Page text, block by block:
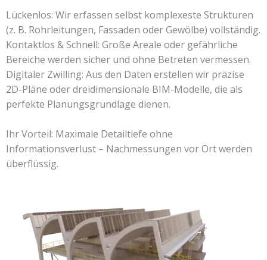
Lückenlos: Wir erfassen selbst komplexeste Strukturen
(z. B. Rohrleitungen, Fassaden oder Gewölbe) vollständig.
Kontaktlos & Schnell: Große Areale oder gefährliche
Bereiche werden sicher und ohne Betreten vermessen.
Digitaler Zwilling: Aus den Daten erstellen wir präzise
2D-Pläne oder dreidimensionale BIM-Modelle, die als
perfekte Planungsgrundlage dienen.
Ihr Vorteil: Maximale Detailtiefe ohne
Informationsverlust – Nachmessungen vor Ort werden
überflüssig.